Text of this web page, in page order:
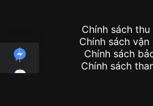
Chính sách
Chính sách vận
Chính sách
Chính sách